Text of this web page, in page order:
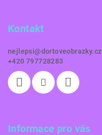
Kontakt
nejlepsi@dortoveobrazky.cz
+420 797728283
Informace pro vás